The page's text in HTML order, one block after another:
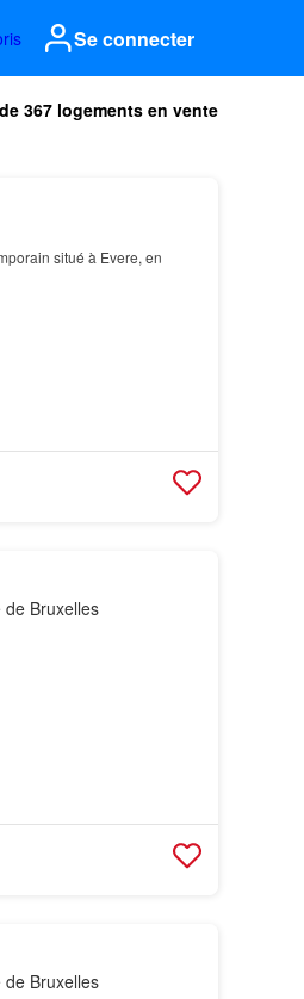
Se connecter
de 367 logements en vente
situé à Evere, en
Bruxelles
Bruxelles